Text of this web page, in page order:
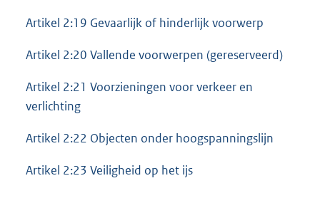
Artikel 2:19 Gevaarlijk of hinderlijk voorwerp
Artikel 2:20 Vallende voorwerpen (gereserveerd)
Artikel 2:21 Voorzieningen voor verkeer en
verlichting
Artikel 2:22 Objecten onder hoogspanningslijn
Artikel 2:23 Veiligheid op het ijs